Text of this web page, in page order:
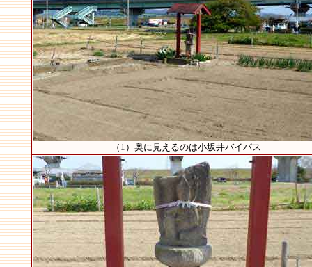
（1）奥に見えるのは小坂井バイパス